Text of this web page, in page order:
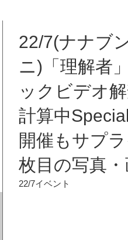
22/7(ナナブ
ニ)「理解者
ックビデオ
計算中
開催もサプ
枚目の写真・
22/7イベント